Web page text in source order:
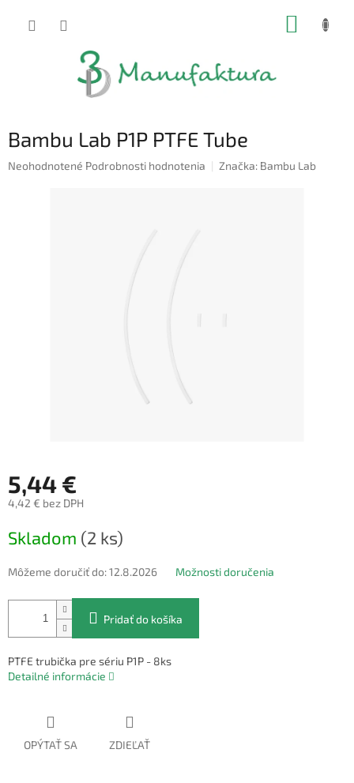
Bambu Lab P1P PTFE Tube
Priemerné
Neohodnotené Podrobnosti hodnotenia Značka: Bambu Lab
5,44 €
4,42 € bez DPH
cena:
Skladom (2 ks)
Môžeme doručiť do:12.8.2026 Možnosti doručenia
Pridať do košíka
PTFE trubička pre sériu P1P - 8ks
Detailné informácie
OPÝTAŤ SA ZDIEĽAŤ